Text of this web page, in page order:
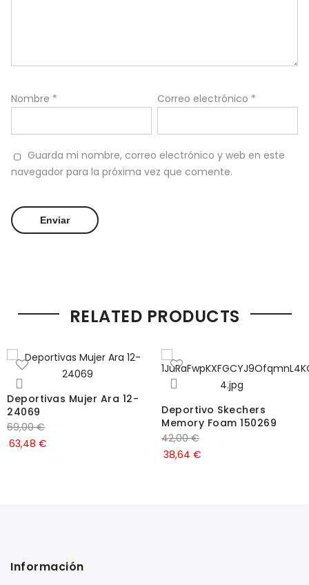
Nombre * Correo electrónico *
Guarda mi nombre, correo electrónico y web en este
navegador para la próxima vez que comente.
RELATED PRODUCTS
Deportivas Mujer Ara 12-
24069
69,00€
63,48 €
Deportivo Skechers
Memory Foam 150269
42,00€
38,64 €
Información